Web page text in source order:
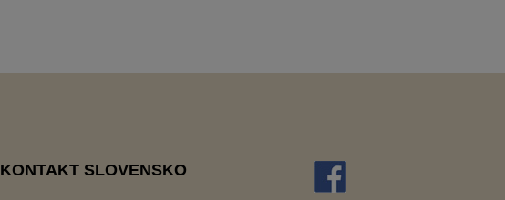
KONTAKT SLOVENSKO